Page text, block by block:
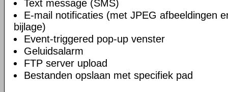
Text message (SMS)
E-mail notificaties (met JPEG afbeeldingen
bijlage)
Event-triggered pop-up venster
Geluidsalarm
FTP server upload
Bestanden opslaan met specifiek pad